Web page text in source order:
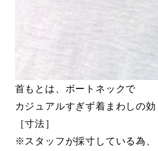
首もとは、ボートネックで
カジュアルすぎず着まわしの
［寸法］
※スタッフが採寸している為、